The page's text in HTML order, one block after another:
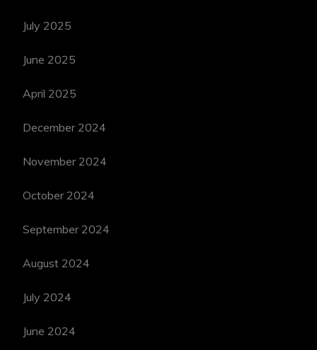
July 2025
June 2025
April 2025
December 2024
November 2024
October 2024
September 2024
August 2024
July 2024
June 2024